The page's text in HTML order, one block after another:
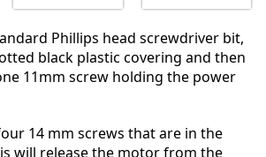
Phillips head screwdriver bit,
black plastic covering and then
11mm screw holding the power
14 mm screws that are in the
will release the motor from the